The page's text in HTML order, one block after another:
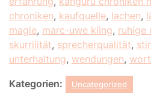
chroniken, kaufquelle, lachen,
magie, marc-uwe kling, ruhige
skurrilität, sprecherqualität,
unterhaltung, wendungen,
Kategorien: Uncategorized